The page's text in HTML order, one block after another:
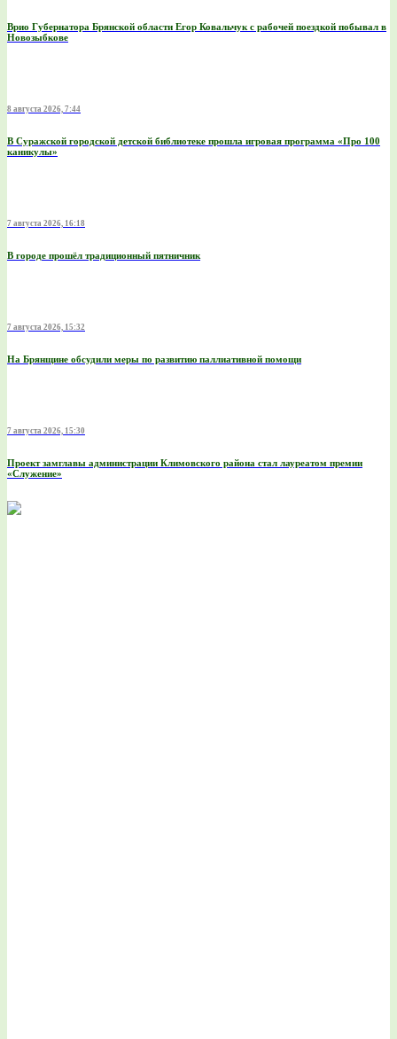
Врио Губернатора Брянской области Егор Ковальчук с рабочей поездкой побывал в
Новозыбкове
8 августа 2026, 7:44
В Суражской городской детской библиотеке прошла игровая программа «Про 100
каникулы»
7 августа 2026, 16:18
В городе прошёл традиционный пятничник
7 августа 2026, 15:32
На Брянщине обсудили меры по развитию паллиативной помощи
7 августа 2026, 15:30
Проект замглавы администрации Климовского района стал лауреатом премии
«Служение»